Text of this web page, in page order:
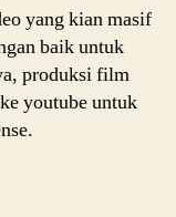
yang kian masif
baik untuk
produksi film
youtube untuk